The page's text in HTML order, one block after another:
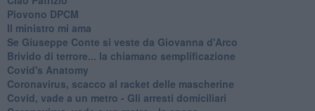
Piovono DPCM
Il ministro mi ama
Se Giuseppe Conte si veste da Giovanna d'Arco
Brivido di terrore... la chiamano semplificazione
Covid's Anatomy
Coronavirus, scacco al racket delle mascherine
Covid, vade a un metro - Gli arresti domiciliari